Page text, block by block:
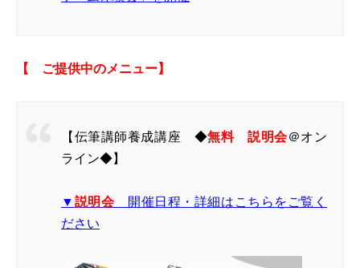
【 ご提供中のメニュー】
【伝筆講師養成講座 ◆無料 説明会＠オン
ライン◆】
▼ 説明会
開催日程・詳細はこちらをご覧く
ださい